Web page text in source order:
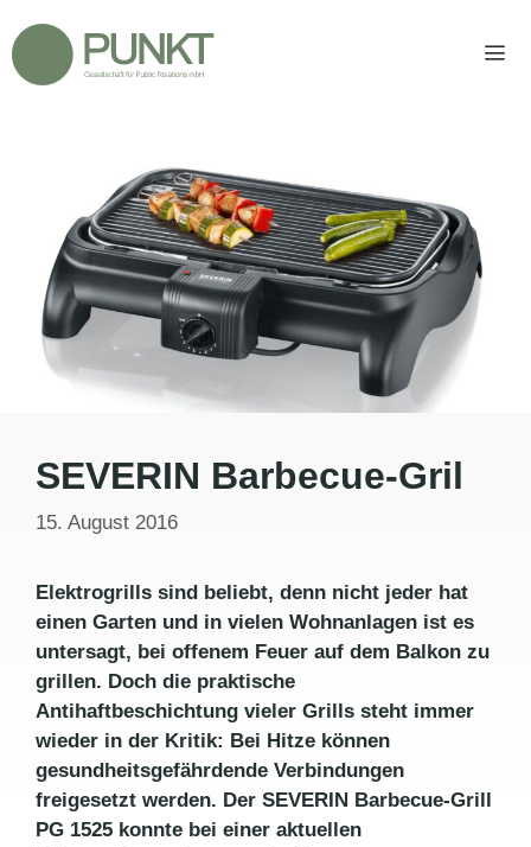
Inhalt
springen
SEVERIN Barbecue-Gril
15. August 2016
Elektrogrills sind beliebt, denn nicht jeder hat
einen Garten und in vielen Wohnanlagen ist es
untersagt, bei offenem Feuer auf dem Balkon zu
grillen. Doch die praktische
Antihaftbeschichtung vieler Grills steht immer
wieder in der Kritik: Bei Hitze können
gesundheitsgefährdende Verbindungen
freigesetzt werden. Der SEVERIN Barbecue-Grill
PG 1525 konnte bei einer aktuellen